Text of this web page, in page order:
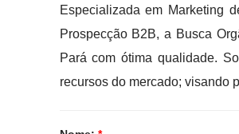
Especializada em Marketing
Prospecção B2B, a Busca
Pará com ótima qualidade.
recursos do mercado; visando